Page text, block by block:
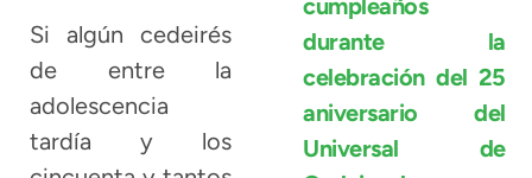
Si algún cedeirés
de entre la
adolescencia
tardía y los